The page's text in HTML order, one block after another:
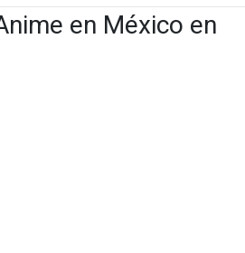
en México en